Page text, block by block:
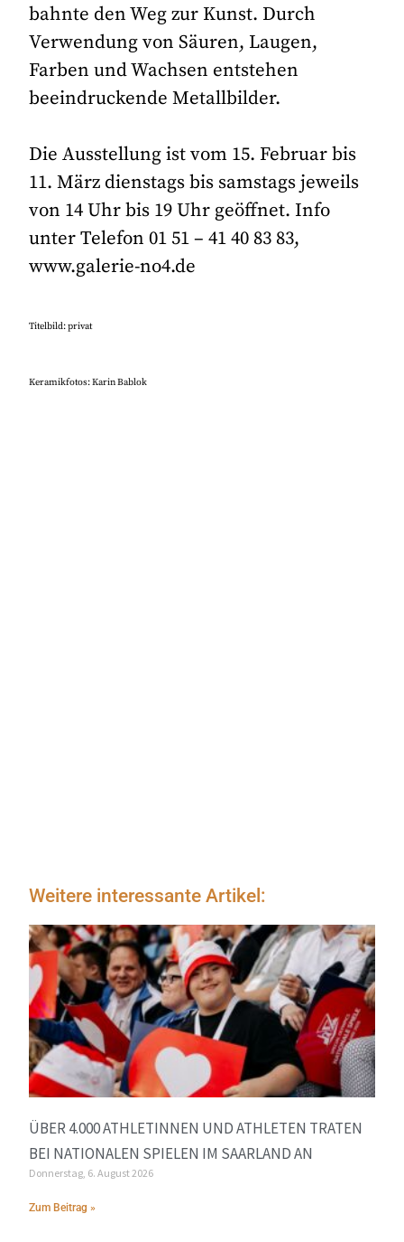
bahnte den Weg zur Kunst. Durch
Verwendung von Säuren, Laugen,
Farben und Wachsen entstehen
beeindruckende Metallbilder.
Die Ausstellung ist vom 15. Februar bis
11. März dienstags bis samstags jeweils
von 14 Uhr bis 19 Uhr geöffnet. Info
unter Telefon 01 51 – 41 40 83 83,
www.galerie-no4.de
Titelbild: privat
Keramikfotos: Karin Bablok
Weitere interessante Artikel:
ÜBER 4.000 ATHLETINNEN UND ATHLETEN TRATEN
BEI NATIONALEN SPIELEN IM SAARLAND AN
Donnerstag, 6. August 2026
Zum Beitrag »